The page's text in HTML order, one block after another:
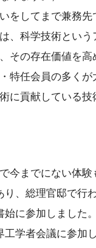
をしてまで兼務
、科学技術とい
その存在価値を
特任会員の多く
に貢献している
今までにない体験
、総理官邸で行
に参加しました。
学者会議に参加し